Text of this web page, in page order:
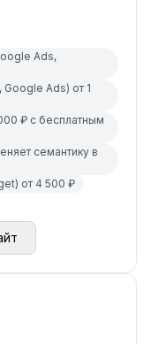
Ads,
Ads) от 1
₽ с бесплатным
семантику в
от 4 500 ₽